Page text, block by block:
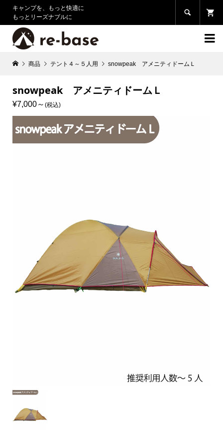
キャンプを、もっと快適に
もっとリーズナブルに


商品 テント４～５人用 snowpeak アメニティドームＬ
snowpeak アメニティドームＬ
¥7,000 (税込)